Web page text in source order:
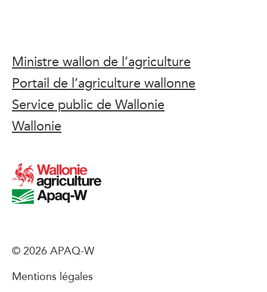
Ministre wallon de l’agriculture
Portail de l’agriculture wallonne
Service public de Wallonie
Wallonie
© 2026 APAQ-W
Mentions légales